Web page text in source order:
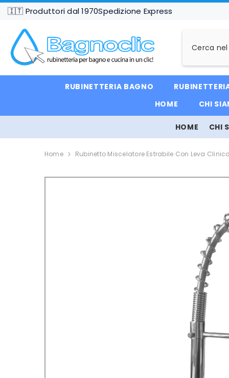
🇮🇹 Produttori dal 1970Spedizione Express
RUBINETTERIA BAGNO
HOME
CHI
HOME CHI
Home Rubinetto Miscelatore Estrabile Con Leva